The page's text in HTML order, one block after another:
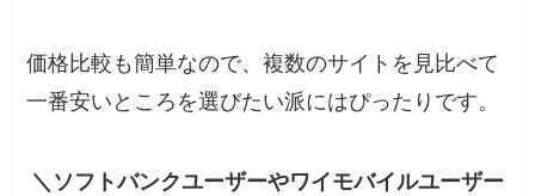
価格比較も簡単なので、複数のサイトを見比べて
一番安いところを選びたい派にはぴったりです。
＼ソフトバンクユーザーやワイモバイルユーザー